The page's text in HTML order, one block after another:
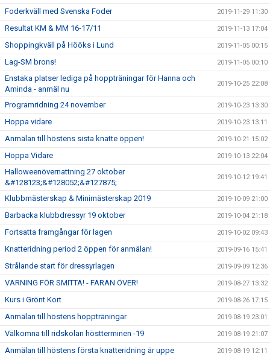
Foderkväll med Svenska Foder 2019-11-29 11:30
Resultat KM & MM 16-17/11 2019-11-13 17:04
Shoppingkväll på Hööks i Lund 2019-11-05 00:15
Lag-SM brons! 2019-11-05 00:10
Enstaka platser lediga på hoppträningar för Hanna och
Aminda - anmäl nu
2019-10-25 22:08
Programridning 24 november 2019-10-23 13:30
Hoppa vidare 2019-10-23 13:11
Anmälan till höstens sista knatte öppen! 2019-10-21 15:02
Hoppa Vidare 2019-10-13 22:04
Halloweenövernattning 27 oktober
&#128123;&#128052;&#127875;
2019-10-12 19:41
Klubbmästerskap & Minimästerskap 2019 2019-10-09 21:00
Barbacka klubbdressyr 19 oktober 2019-10-04 21:18
Fortsatta framgångar för lagen 2019-10-02 09:43
Knatteridning period 2 öppen för anmälan! 2019-09-16 15:41
Strålande start för dressyrlagen 2019-09-09 12:36
VARNING FÖR SMITTA! - FARAN ÖVER! 2019-08-27 13:32
Kurs i Grönt Kort 2019-08-26 17:15
Anmälan till höstens hoppträningar 2019-08-19 23:01
Välkomna till ridskolan höstterminen -19 2019-08-19 21:07
Anmälan till höstens första knatteridning är uppe 2019-08-19 12:11